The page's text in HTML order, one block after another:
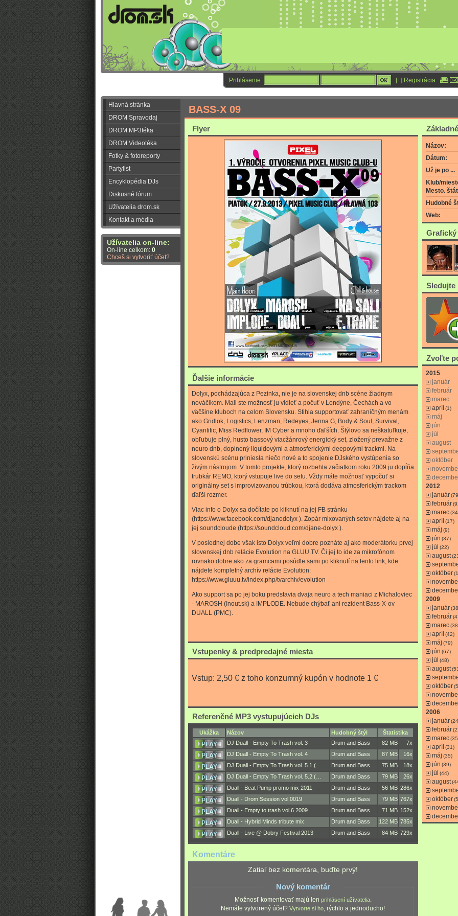
Prihlásenie: [+] Registrácia
Hlavná stránka
DROM Spravodaj
DROM MP3téka
DROM Videotéka
Fotky & fotoreporty
Partylist
Encyklopédia DJs
Diskusné fórum
Užívatelia drom.sk
Kontakt a média
Užívatelia on-line:
On-line celkom: 0
Chceš si vytvoriť účet?
BASS-X 09
Flyer
Ďalšie informácie
Dolyx, pochádzajúca z Pezinka, nie je na slovenskej dnb scéne žiadnym
nováčikom. Mali ste možnosť ju vidieť a počuť v Londýne, Čechách a vo
väčšine kluboch na celom Slovensku. Stihla supportovať zahraničným menám
ako Gridlok, Logistics, Lenzman, Redeyes, Jenna G, Body & Soul, Survival,
Cyantific, Miss Redflower, IM Cyber a mnoho ďaľších. Štýlovo sa neškatuľkuje,
obľubuje plný, husto bassový viacžánrový energický set, zložený prevažne z
neuro dnb, doplnený liquidovými a atmosferickými deepovými trackmi. Na
slovenskú scénu priniesla niečo nové a to spojenie DJského vystúpenia so
živým nástrojom. V tomto projekte, ktorý rozbehla začiatkom roku 2009 ju dopĺňa
trubkár REMO, ktorý vstupuje live do setu. Vždy máte možnosť vypočuť si
originálny set s improvizovanou trúbkou, ktorá dodáva atmosferickým trackom
ďaľší rozmer.
Viac info o Dolyx sa dočítate po kliknutí na jej FB stránku
(https://www.facebook.com/djanedolyx ). Zopár mixovaných setov nájdete aj na
jej soundcloude (https://soundcloud.com/djane-dolyx ).
V poslednej dobe však isto Dolyx veľmi dobre poznáte aj ako moderátorku prvej
slovenskej dnb relácie Evolution na GLUU.TV. Či jej to ide za mikrofónom
rovnako dobre ako za gramcami posúďte sami po kliknutí na tento link, kde
nájdete kompletný archív relácie Evolution:
https://www.gluuu.tv/index.php/tvarchiv/evolution
Ako support sa po jej boku predstavia dvaja neuro a tech maniaci z Michaloviec
- MAROSH (Inout.sk) a IMPLODE. Nebude chýbať ani rezident Bass-X-ov
DUALL (PMC).
Vstupenky & predpredajné miesta
Vstup: 2,50 € z toho konzumný kupón v hodnote 1 €
Referenčné MP3 vystupujúcich DJs
Ukážka Názov Hudobný štýl
Štatistika
DJ Duall - Empty To Trash vol. 3
Drum and Bass 82 MB
7x
DJ Duall - Empty To Trash vol. 4
Drum and Bass 87 MB
16x
DJ Duall - Empty To Trash vol. 5.1 (…
Drum and Bass 75 MB
18x
DJ Duall - Empty To Trash vol. 5.2 (…
Drum and Bass 79 MB
26x
Duall - Beat Pump promo mix 2011
Drum and Bass 56 MB 286x
Duall - Drom Session vol.0019
Drum and Bass 79 MB 767x
Duall - Empty to trash vol.6 2009
Drum and Bass 71 MB 152x
Duall - Hybrid Minds tribute mix
Drum and Bass 122 MB 785x
Duall - Live @ Dobry Festival 2013
Drum and Bass 84 MB 729x
Komentáre
Zatiaľ bez komentára, buďte prvý!
Nový komentár
Možnosť komentovať majú len prihlásení užívatelia.
Nemáte vytvorený účet? Vytvorte si ho, rýchlo a jednoducho!
Názov:
Dátum:
Už je po ...
Klub/
Mesto.
Hudobné
Web:
Sledujte
Zvoľte
2015
január
február
marec
apríl (1)
máj
jún
júl
august
október
2012
január
február
marec
apríl (17)
máj (9)
jún (37)
júl (22)
august
október
2009
január
február
marec
apríl (42)
máj (79)
jún (67)
júl (48)
august
október
2006
január
február
marec
apríl (31)
máj (35)
jún (39)
júl (44)
august
október